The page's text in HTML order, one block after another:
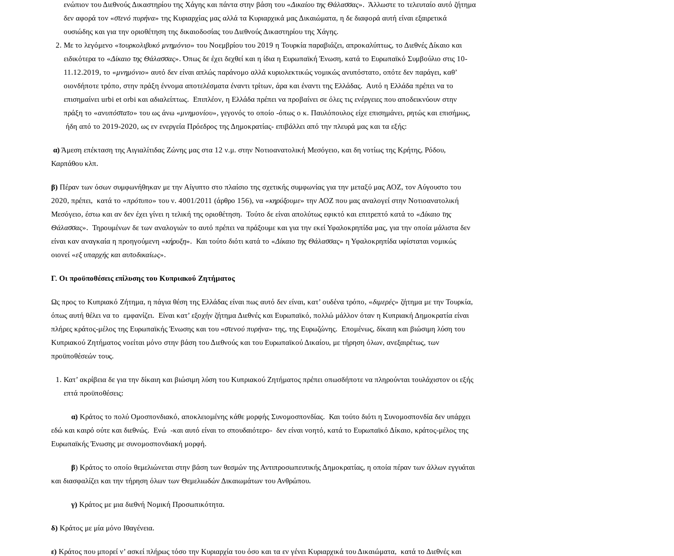
ενώπιον του Διεθνούς Δικαστηρίου της Χάγης και πάντα στην βάση του «Δικαίου της Θάλασσας». Άλλωστε το τελευταίο αυτό ζήτημα
δεν αφορά τον «στενό πυρήνα» της Κυριαρχίας μας αλλά τα Κυριαρχικά μας Δικαιώματα, η δε διαφορά αυτή είναι εξαιρετικά
ουσιώδης και για την οριοθέτηση της δικαιοδοσίας του Διεθνούς Δικαστηρίου της Χάγης.
Με το λεγόμενο «τουρκολιβυκό μνημόνιο» του Νοεμβρίου του 2019 η Τουρκία παραβιάζει, απροκαλύπτως, το Διεθνές Δίκαιο και
ειδικότερα το «Δίκαιο της Θάλασσας». Όπως δε έχει δεχθεί και η ίδια η Ευρωπαϊκή Ένωση, κατά το Ευρωπαϊκό Συμβούλιο στις 10-
11.12.2019, το «μνημόνιο» αυτό δεν είναι απλώς παράνομο αλλά κυριολεκτικώς νομικώς ανυπόστατο, οπότε δεν παράγει, καθ’
οιονδήποτε τρόπο, στην πράξη έννομα αποτελέσματα έναντι τρίτων, άρα και έναντι της Ελλάδας. Αυτό η Ελλάδα πρέπει να το
επισημαίνει urbi et orbi και αδιαλείπτως. Επιπλέον, η Ελλάδα πρέπει να προβαίνει σε όλες τις ενέργειες που αποδεικνύουν στην
πράξη το «ανυπόστατο» του ως άνω «μνημονίου», γεγονός το οποίο -όπως ο κ. Παυλόπουλος είχε επισημάνει, ρητώς και επισήμως,
ήδη από το 2019-2020, ως εν ενεργεία Πρόεδρος της Δημοκρατίας- επιβάλλει από την πλευρά μας και τα εξής:
α)Άμεση επέκταση της Αιγιαλίτιδας Ζώνης μας στα 12 ν.μ. στην Νοτιοανατολική Μεσόγειο, και δη νοτίως της Κρήτης, Ρόδου,
Καρπάθου κλπ.
β) Πέραν των όσων συμφωνήθηκαν με την Αίγυπτο στο πλαίσιο της σχετικής συμφωνίας για την μεταξύ μας ΑΟΖ, τον Αύγουστο του
2020, πρέπει, κατά το «πρότυπο» του ν. 4001/2011 (άρθρο 156), να «κηρύξουμε» την ΑΟΖ που μας αναλογεί στην Νοτιοανατολική
Μεσόγειο, έστω και αν δεν έχει γίνει η τελική της οριοθέτηση. Τούτο δε είναι απολύτως εφικτό και επιτρεπτό κατά το «Δίκαιο της
Θάλασσας». Τηρουμένων δε των αναλογιών το αυτό πρέπει να πράξουμε και για την εκεί Υφαλοκρηπίδα μας, για την οποία μάλιστα δεν
είναι καν αναγκαία η προηγούμενη «κήρυξη». Και τούτο διότι κατά το «Δίκαιο της Θάλασσας» η Υφαλοκρηπίδα υφίσταται νομικώς
οιονεί «εξ υπαρχής και αυτοδικαίως».
Γ. Οι προϋποθέσεις επίλυσης του Κυπριακού Ζητήματος
Ως προς το Κυπριακό Ζήτημα, η πάγια θέση της Ελλάδας είναι πως αυτό δεν είναι, κατ’ ουδένα τρόπο, «διμερές» ζήτημα με την Τουρκία,
όπως αυτή θέλει να το εμφανίζει. Είναι κατ’ εξοχήν ζήτημα Διεθνές και Ευρωπαϊκό, πολλώ μάλλον όταν η Κυπριακή Δημοκρατία είναι
πλήρες κράτος-μέλος της Ευρωπαϊκής Ένωσης και του «στενού πυρήνα» της, της Ευρωζώνης. Επομένως, δίκαιη και βιώσιμη λύση του
Κυπριακού Ζητήματος νοείται μόνο στην βάση του Διεθνούς και του Ευρωπαϊκού Δικαίου, με τήρηση όλων, ανεξαιρέτως, των
προϋποθέσεών τους.
Κατ’ ακρίβεια δε για την δίκαιη και βιώσιμη λύση του Κυπριακού Ζητήματος πρέπει οπωσδήποτε να πληρούνται τουλάχιστον οι εξής
επτά προϋποθέσεις:
α) Κράτος το πολύ Ομοσπονδιακό, αποκλειομένης κάθε μορφής Συνομοσπονδίας. Και τούτο διότι η Συνομοσπονδία δεν υπάρχει
εδώ και καιρό ούτε και διεθνώς. Ενώ -και αυτό είναι το σπουδαιότερο- δεν είναι νοητό, κατά το Ευρωπαϊκό Δίκαιο, κράτος-μέλος της
Ευρωπαϊκής Ένωσης με συνομοσπονδιακή μορφή.
β) Κράτος το οποίο θεμελιώνεται στην βάση των θεσμών της Αντιπροσωπευτικής Δημοκρατίας, η οποία πέραν των άλλων εγγυάται
και διασφαλίζει και την τήρηση όλων των Θεμελιωδών Δικαιωμάτων του Ανθρώπου.
γ) Κράτος με μια διεθνή Νομική Προσωπικότητα.
δ) Κράτος με μία μόνο Ιθαγένεια.
ε) Κράτος που μπορεί ν’ ασκεί πλήρως τόσο την Κυριαρχία του όσο και τα εν γένει Κυριαρχικά του Δικαιώματα, κατά το Διεθνές και